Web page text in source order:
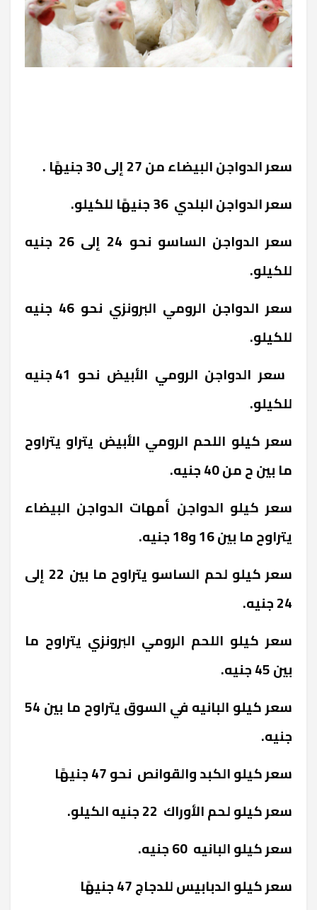
سعر الدواجن البيضاء من 27 إلى 30 جنيهًا .
سعر الدواجن البلدي 36 جنيهًا للكيلو.
سعر الدواجن الساسو نحو 24 إلى 26 جنيه
للكيلو.
سعر الدواجن الرومي البرونزي نحو 46 جنيه
للكيلو.
سعر الدواجن الرومي الأبيض نحو 41 جنيه
للكيلو.
سعر كيلو اللحم الرومي الأبيض يتراو يتراوح
ما بين ح من 40 جنيه.
سعر كيلو الدواجن أمهات الدواجن البيضاء
يتراوح ما بين 16 و18 جنيه.
سعر كيلو لحم الساسو يتراوح ما بين 22 إلى
24 جنيه.
سعر كيلو اللحم الرومي البرونزي يتراوح ما
بين 45 جنيه.
سعر كيلو البانيه في السوق يتراوح ما بين 54
جنيه.
سعر كيلو الكبد والقوانص نحو 47 جنيهًا
سعر كيلو لحم الأوراك 22 جنيه الكيلو.
سعر كيلو البانيه 60 جنيه.
سعر كيلو الدبابيس للدجاج 47 جنيهًا